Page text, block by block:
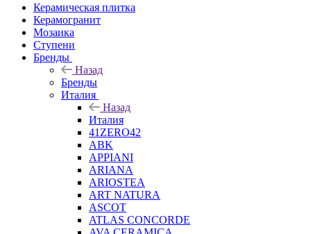
Керамическая плитка
Керамогранит
Мозаика
Ступени
Бренды
Назад
Бренды
Италия
Назад
Италия
41ZERO42
ABK
APPIANI
ARIANA
ARIOSTEA
ART NATURA
ASCOT
ATLAS CONCORDE